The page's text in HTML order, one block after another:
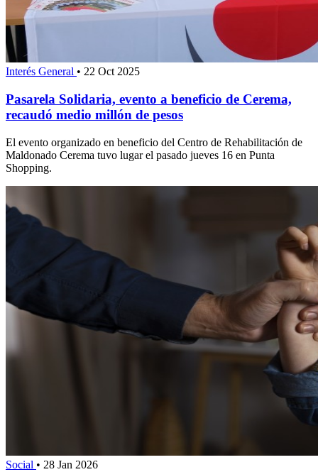
Interés General • 22 Oct 2025
Pasarela Solidaria, evento a beneficio de Cerema,
recaudó medio millón de pesos
El evento organizado en beneficio del Centro de Rehabilitación de
Maldonado Cerema tuvo lugar el pasado jueves 16 en Punta
Shopping.
Social • 28 Jan 2026